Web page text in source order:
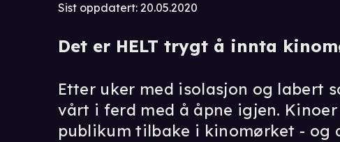
Sist oppdatert: 20.05.2020
Det er HELT trygt å innta
Etter uker med isolasjon og labert
vårt i ferd med å åpne igjen.
publikum tilbake i kinomørket - og